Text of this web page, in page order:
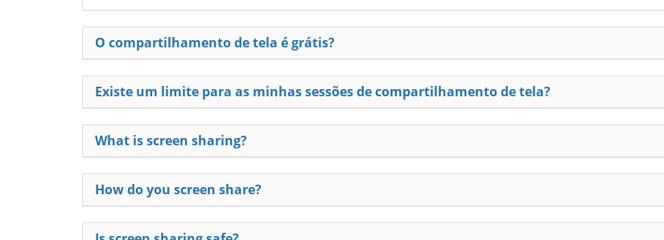
O compartilhamento de tela é grátis?
Existe um limite para as minhas sessões de compartilhamento de tela?
What is screen sharing?
How do you screen share?